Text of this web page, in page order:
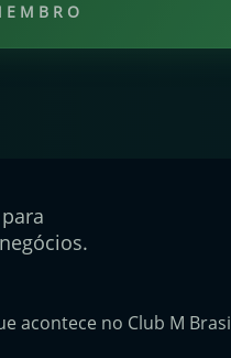
acontece no Club M